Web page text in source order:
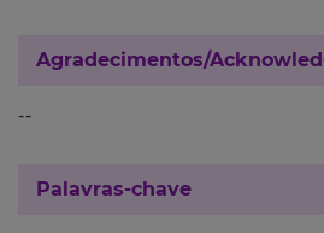
Agradecimentos/
--
Palavras-chave